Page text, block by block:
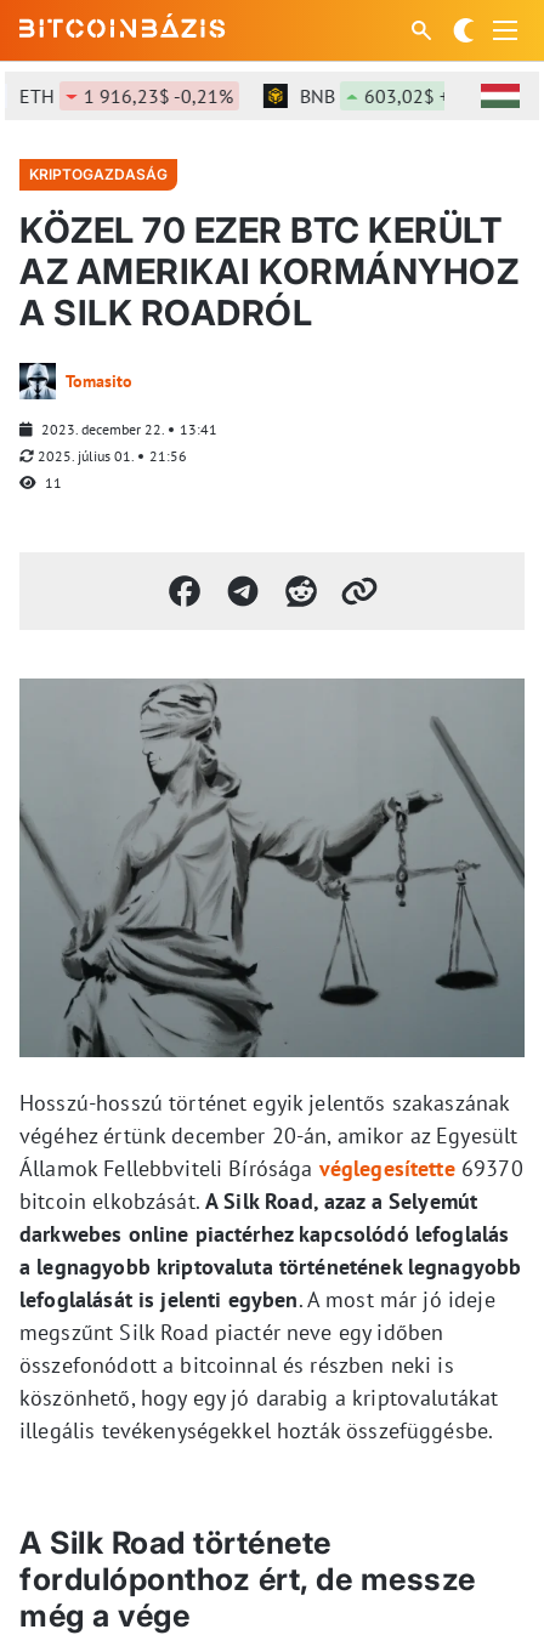
1 916,23$ -0,21% BNB 603,02$ +1,26%
KRIPTOGAZDASÁG
KÖZEL 70 EZER BTC KERÜLT
AZ AMERIKAI KORMÁNYHOZ
A SILK ROADRÓL
Tomasito
2023. december 22.
13:41
2025. július 01.
21:56
11
Hosszú-hosszú történet egyik jelentős szakaszának
végéhez értünk december 20-án, amikor az Egyesült
Államok Fellebbviteli Bírósága véglegesítette69370
bitcoin elkobzását. A Silk Road, azaz a Selyemút
darkwebes online piactérhez kapcsolódó lefoglalás
a legnagyobb kriptovaluta történetének legnagyobb
lefoglalását is jelenti egyben. A most már jó ideje
megszűnt Silk Road piactér neve egy időben
összefonódott a bitcoinnal és részben neki is
köszönhető, hogy egy jó darabig a kriptovalutákat
illegális tevékenységekkel hozták összefüggésbe.
A Silk Road története
fordulóponthoz ért, de messze
még a vége